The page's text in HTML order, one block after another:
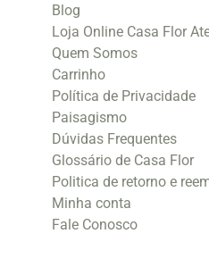
Blog
Loja Online Casa Flor
Quem Somos
Carrinho
Política de Privacidade
Paisagismo
Dúvidas Frequentes
Glossário de Casa Flor
Politica de retorno e
Minha conta
Fale Conosco